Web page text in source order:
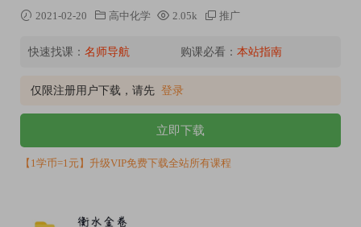
2021-02-20 高中化学 2.05k 推广
快速找课： 名师导航 购课必看： 本站指南
仅限注册用户下载，请先 登录
立即下载
【1学币=1元】升级VIP免费下载全站所有课程